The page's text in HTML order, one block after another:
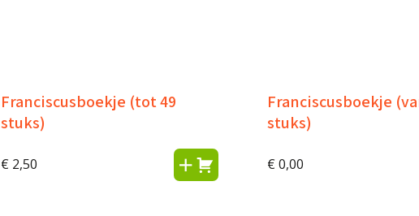
Franciscusboekje (tot 49
stuks)
€ 2,50
Franciscusboekje
stuks)
€ 0,00